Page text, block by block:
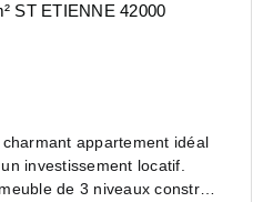
ST ETIENNE 42000
appartement idéal
investissement locatif.
de 3 niveaux construit